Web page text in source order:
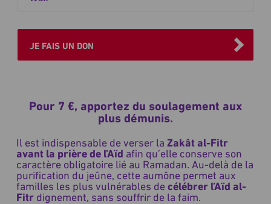
JE FAIS UN DON
Pour 7 €, apportez du soulagement aux
plus démunis.
Il est indispensable de verser laZakât al-Fitr
avant la prière de l’Aïd afin qu’elle conserve son
caractère obligatoire lié au Ramadan. Au-delà de la
purification du jeûne, cette aumône permet aux
familles les plus vulnérables decélébrer l’Aïd al-
Fitr dignement, sans souffrir de la faim.